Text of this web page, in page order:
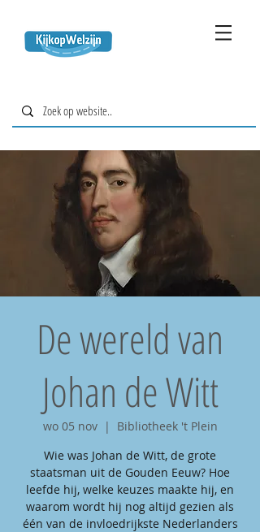
De wereld van
Johan de Witt
wo 05 nov
  |
Bibliotheek 't Plein
Wie was Johan de Witt, de grote
staatsman uit de Gouden Eeuw? Hoe
leefde hij, welke keuzes maakte hij, en
waarom wordt hij nog altijd gezien als
één van de invloedrijkste Nederlanders